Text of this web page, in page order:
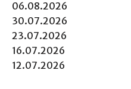
06.08.2026
30.07.2026
23.07.2026
16.07.2026
12.07.2026